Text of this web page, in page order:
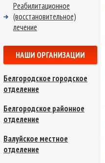
Реабилитационное
(восстановительное)
лечение
НАШИ ОРГАНИЗАЦИИ
Белгородское городское
отделение
Белгородское районное
отделение
Валуйское местное
отделение